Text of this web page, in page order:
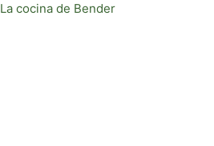
La cocina de Bender